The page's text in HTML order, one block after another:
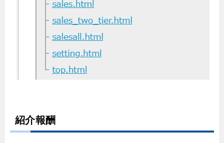
紹介報酬